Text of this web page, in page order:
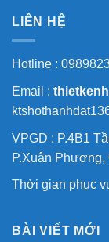
LIÊN HỆ
Hotline :
Email :
VPGD : P.4B1
P.Xuân Phương,
Thời gian phục
BÀI VIẾT MỚI